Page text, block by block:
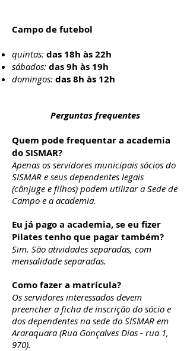
Campo de futebol
quintas: das 18h às 22h
sábados: das 9h às 19h
domingos: das 8h às 12h
Perguntas frequentes
Quem pode frequentar a academia
do SISMAR?
Apenas os servidores municipais sócios do
SISMAR e seus dependentes legais
(cônjuge e filhos) podem utilizar a Sede de
Campo e a academia.
Eu já pago a academia, se eu fizer
Pilates tenho que pagar também?
Sim. São atividades separadas, com
mensalidade separadas.
Como fazer a matrícula?
Os servidores interessados devem
preencher a ficha de inscrição do sócio e
dos dependentes na sede do SISMAR em
Araraquara (Rua Gonçalves Dias - rua 1,
970).